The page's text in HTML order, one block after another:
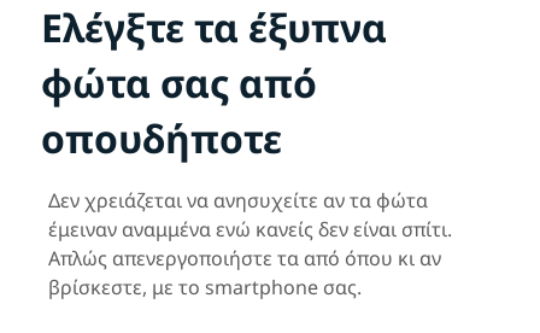
Ελέγξτε τα έξυπνα
φώτα σας από
οπουδήποτε
Δεν χρειάζεται να ανησυχείτε αν τα φώτα
έμειναν αναμμένα ενώ κανείς δεν είναι σπίτι.
Απλώς απενεργοποιήστε τα από όπου κι αν
βρίσκεστε, με το smartphone σας.